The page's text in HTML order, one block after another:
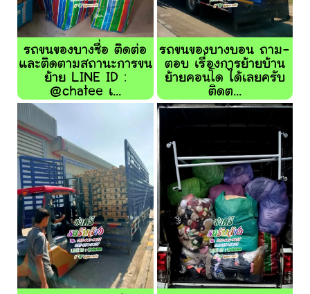
รถขนของบางซื่อ ติดต่อ
และติดตามสถานะการขน
ย้าย LINE ID :
@chatee เ...
รถขนของบางบอน ถาม-
ตอบ เรื่องการย้ายบ้าน
ย้ายคอนโด ได้เลยครับ
ติดต...